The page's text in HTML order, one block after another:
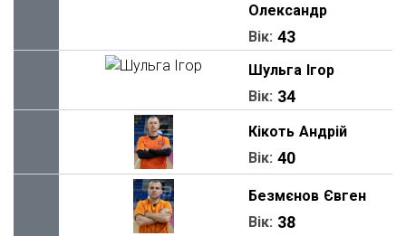
Олександр
Вік: 43
Шульга Ігор
Вік: 34
Кікоть Андрій
Вік: 40
Безмєнов Євген
Вік: 38